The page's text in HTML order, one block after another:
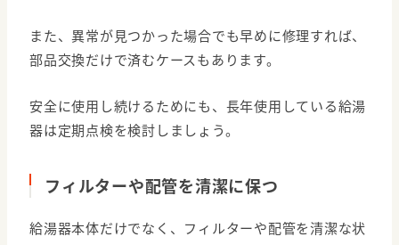
また、異常が見つかった場合でも早めに修理すれば、
部品交換だけで済むケースもあります。
安全に使用し続けるためにも、長年使用している給湯
器は定期点検を検討しましょう。
フィルターや配管を清潔に保つ
給湯器本体だけでなく、フィルターや配管を清潔な状